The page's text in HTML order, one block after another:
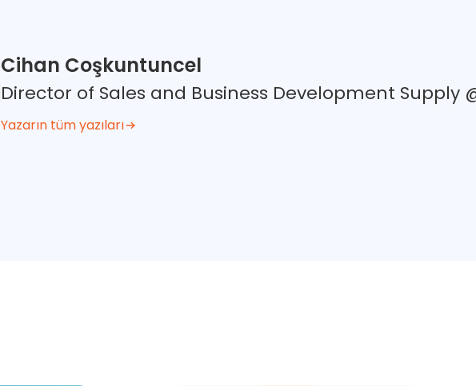
Cihan Coşkuntuncel
Director of Sales and Business Development Supply
Yazarın tüm yazıları